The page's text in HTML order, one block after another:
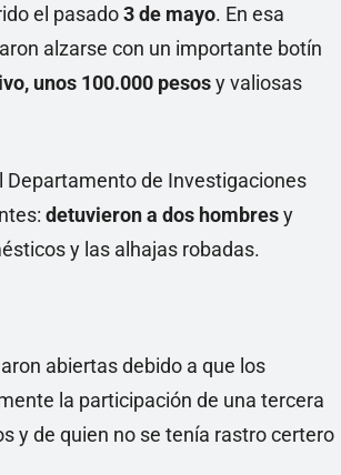
el pasado3 de mayo. En esa
alzarse con un importante botín
unos 100.000 pesosy valiosas
Departamento de Investigaciones
detuvieron a dos hombresy
y las alhajas robadas.
abiertas debido a que los
la participación de una tercera
y de quien no se tenía rastro certero